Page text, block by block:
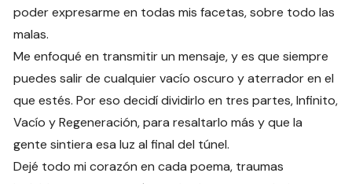
poder expresarme en todas mis facetas, sobre todo las
malas.
Me enfoqué en transmitir un mensaje, y es que siempre
puedes salir de cualquier vacío oscuro y aterrador en el
que estés. Por eso decidí dividirlo en tres partes, Infinito,
Vacío y Regeneración, para resaltarlo más y que la
gente sintiera esa luz al final del túnel.
Dejé todo mi corazón en cada poema, traumas